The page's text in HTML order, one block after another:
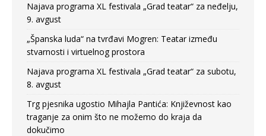
Najava programa XL festivala „Grad teatar“ za neđelju,
9. avgust
„Španska luda“ na tvrđavi Mogren: Teatar između
stvarnosti i virtuelnog prostora
Najava programa XL festivala „Grad teatar“ za subotu,
8. avgust
Trg pjesnika ugostio Mihajla Pantića: Književnost kao
traganje za onim što ne možemo do kraja da
dokučimo